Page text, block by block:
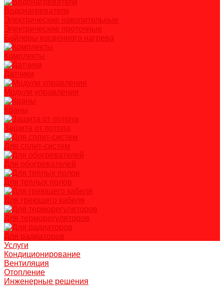
Водонагреватели
Электрические накопительные
Электрические проточные
Бойлеры косвенного нагрева
Комплекты
Датчики
Модули управления
Краны
Защита от потопа
Для сплит-систем
Для обогревателей
Для теплых полов
Для греющего кабеля
Для терморегуляторов
Для радиаторов
Услуги
Кондиционирование
Вентиляция
Отопление
Инженерные решения